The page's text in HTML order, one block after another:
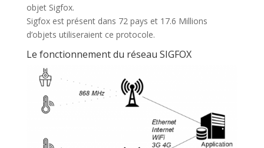
objet Sigfox.
Sigfox est présent dans 72 pays et 17.6 Millions
d’objets utiliseraient ce protocole.
Le fonctionnement du réseau SIGFOX